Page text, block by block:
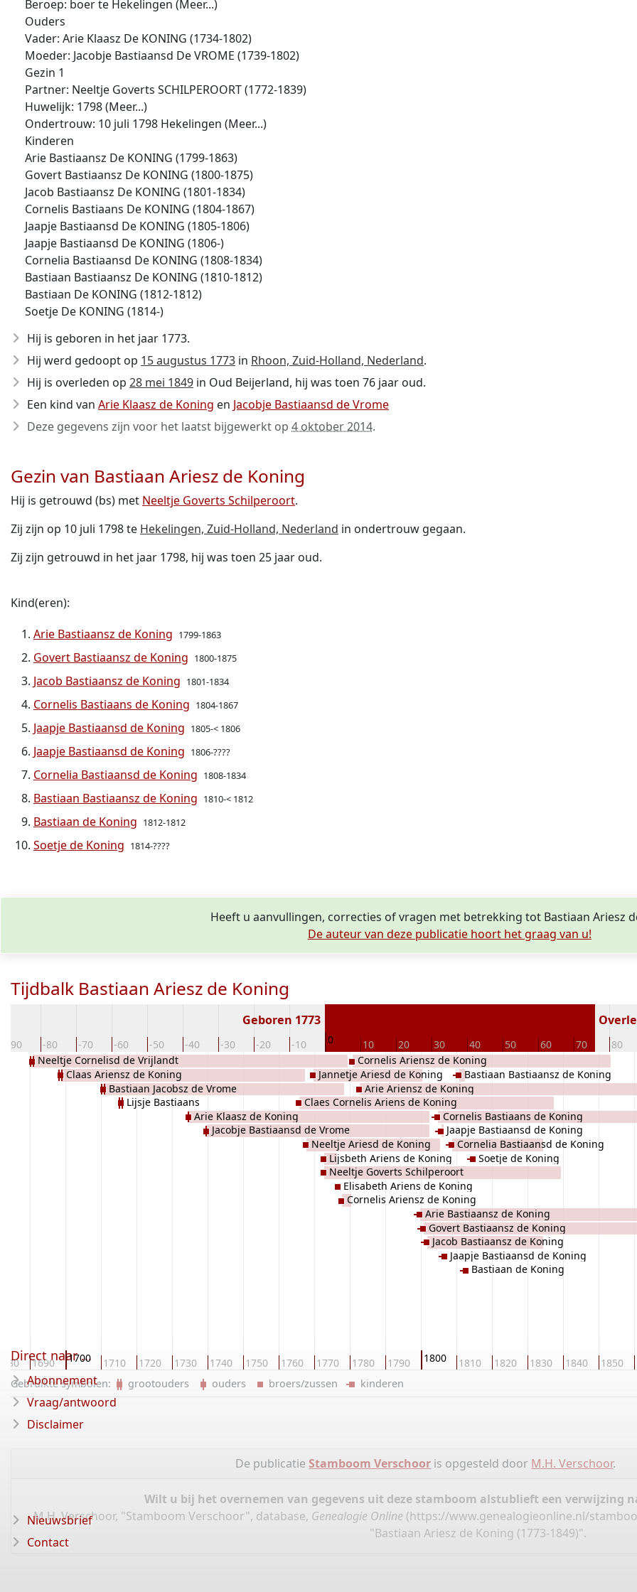
Beroep: boer te Hekelingen (Meer...)
Ouders
Vader: Arie Klaasz De KONING (1734-1802)
Moeder: Jacobje Bastiaansd De VROME (1739-1802)
Gezin 1
Partner: Neeltje Goverts SCHILPEROORT (1772-1839)
Huwelijk: 1798 (Meer...)
Ondertrouw: 10 juli 1798 Hekelingen (Meer...)
Kinderen
Arie Bastiaansz De KONING (1799-1863)
Govert Bastiaansz De KONING (1800-1875)
Jacob Bastiaansz De KONING (1801-1834)
Cornelis Bastiaans De KONING (1804-1867)
Jaapje Bastiaansd De KONING (1805-1806)
Jaapje Bastiaansd De KONING (1806-)
Cornelia Bastiaansd De KONING (1808-1834)
Bastiaan Bastiaansz De KONING (1810-1812)
Bastiaan De KONING (1812-1812)
Soetje De KONING (1814-)
Hij is geboren in het jaar 1773.
Hij werd gedoopt op 15 augustus 1773 in Rhoon, Zuid-Holland, Nederland.
Hij is overleden op 28 mei 1849 in Oud Beijerland, hij was toen 76 jaar oud.
Een kind van Arie Klaasz de Koning en Jacobje Bastiaansd de Vrome
Deze gegevens zijn voor het laatst bijgewerkt op 4 oktober 2014.
Gezin van Bastiaan Ariesz de Koning
Hij is getrouwd (bs) met Neeltje Goverts Schilperoort.
Zij zijn op 10 juli 1798 te Hekelingen, Zuid-Holland, Nederland in ondertrouw gegaan.
Zij zijn getrouwd in het jaar 1798, hij was toen 25 jaar oud.
Kind(eren):
Arie Bastiaansz de Koning 1799-1863
Govert Bastiaansz de Koning 1800-1875
Jacob Bastiaansz de Koning 1801-1834
Cornelis Bastiaans de Koning 1804-1867
Jaapje Bastiaansd de Koning 1805-< 1806
Jaapje Bastiaansd de Koning 1806-????
Cornelia Bastiaansd de Koning 1808-1834
Bastiaan Bastiaansz de Koning 1810-< 1812
Bastiaan de Koning 1812-1812
Soetje de Koning 1814-????
Heeft u aanvullingen, correcties of vragen met betrekking tot Bastiaan Ariesz
De auteur van deze publicatie hoort het graag van u!
Tijdbalk Bastiaan Ariesz de Koning
-90 -80 -70 -60 -50 -40 -30 -20 -10 0 10 20 30 40 50 60 70 80
Geboren 1773
1690 1700 1710 1720 1730 1740 1750 1760 1770 1780 1790 1800 1810 1820 1830 1840 1850
Neeltje Cornelisd de Vrijlandt
Claas Ariensz de Koning
Bastiaan Jacobsz de Vrome
Lijsje Bastiaans
Arie Klaasz de Koning
Jacobje Bastiaansd de Vrome
Claes Cornelis Ariens de Koning
Neeltje Ariesd de Koning
Jannetje Ariesd de Koning
Lijsbeth Ariens de Koning
Neeltje Goverts Schilperoort
Elisabeth Ariens de Koning
Cornelis Ariensz de Koning
Cornelis Ariensz de Koning
Arie Ariensz de Koning
Arie Bastiaansz de Koning
Govert Bastiaansz de Koning
Jacob Bastiaansz de Koning
Cornelis Bastiaans de Koning
Jaapje Bastiaansd de Koning
Jaapje Bastiaansd de Koning
Cornelia Bastiaansd de Koning
Bastiaan Bastiaansz de Koning
Bastiaan de Koning
Soetje de Koning
Gebruikte symbolen: grootouders ouders broers/zussen kinderen
De publicatieStamboom Verschoor is opgesteld door M.H. Verschoor.
Wilt u bij het overnemen van gegevens uit deze stamboom alstublieft een verwijzing
M.H. Verschoor, "Stamboom Verschoor", database, Genealogie Online (https://www.genealogieonline.nl/
"Bastiaan Ariesz de Koning (1773-1849)".
Direct naar ...
Abonnement
Vraag/antwoord
Disclaimer
Nieuwsbrief
Contact